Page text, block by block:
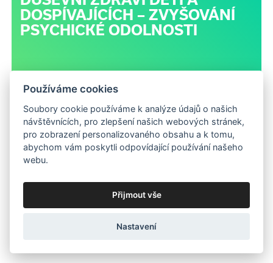
DOSPÍVAJÍCÍCH – ZVYŠOVÁNÍ
PSYCHICKÉ ODOLNOSTI
Používáme cookies
Soubory cookie používáme k analýze údajů o našich
návštěvnících, pro zlepšení našich webových stránek,
pro zobrazení personalizovaného obsahu a k tomu,
abychom vám poskytli odpovídající používání našeho
webu.
Přijmout vše
Nastavení